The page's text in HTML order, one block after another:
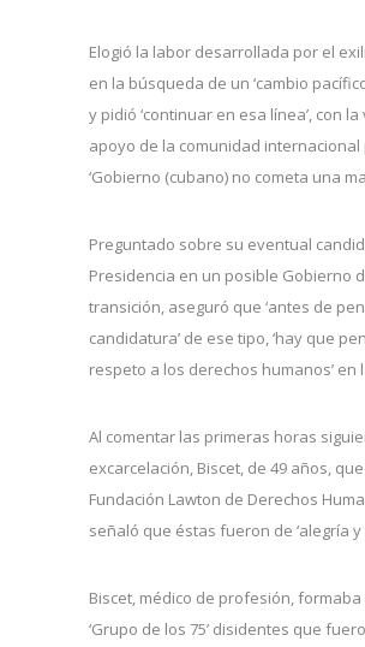
Elogió la labor desarrollada por el
en la búsqueda de un ‘cambio
y pidió ‘continuar en esa línea’, con
apoyo de la comunidad internacional
‘Gobierno (cubano) no cometa una
Preguntado sobre su eventual
Presidencia en un posible Gobierno
transición, aseguró que ‘antes de
candidatura’ de ese tipo, ‘hay que
respeto a los derechos humanos’ en
Al comentar las primeras horas
excarcelación, Biscet, de 49 años,
Fundación Lawton de Derechos
señaló que éstas fueron de ‘alegría y
Biscet, médico de profesión,
‘Grupo de los 75’ disidentes que